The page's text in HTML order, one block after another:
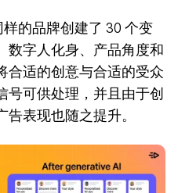
样的品牌创建了 30 个变
数字人化身、产品角度和
合适的创意与合适的受众
号可供处理，并且由于创
表现也随之提升。